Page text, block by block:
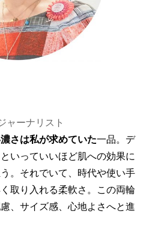
ャーナリスト
さは私が求めていた一品。デ
いっていいほど肌への効果に
。それでいて、時代や使い手
取り入れる柔軟さ。この両輪
、サイズ感、心地よさへと進